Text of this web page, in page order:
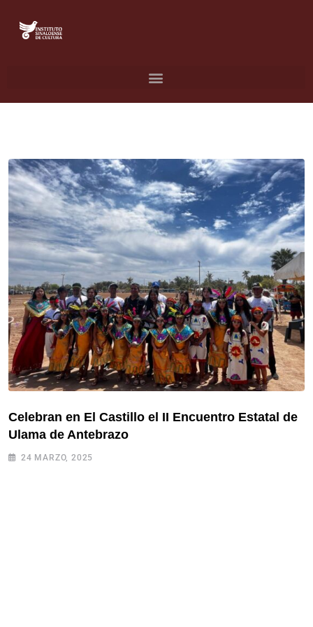
Celebran en El Castillo el II Encuentro Estatal de
Ulama de Antebrazo
24 MARZO, 2025